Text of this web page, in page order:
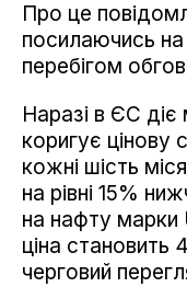
Про це
посилаючись на
перебігом
Наразі в ЄС діє
коригує цінову
кожні шість
на рівні 15%
на нафту марки
ціна становить
черговий